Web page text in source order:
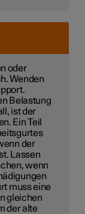
oder
Wenden
Belastung
ist der
Ein Teil
der
Lassen
wenn
muss eine
gleichen
der alte